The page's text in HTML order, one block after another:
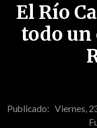
El Río
todo un
Publicado: Viernes,